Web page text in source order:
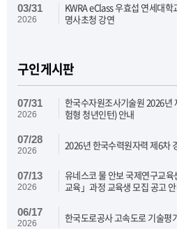
03/31
2026
KWRA eClass 우효섭 연세대
명사초청 강연
구인게시판
07/31
2026
한국수자원조사기술원 2026년
험형 청년인턴) 안내
07/28
2026 2026년 한국수력원자력 제6차
07/13
2026
유네스코 물 안보 국제연구교
교육」과정 교육생 모집 공고
06/17
2026 한국도로공사 고속도로 기술평